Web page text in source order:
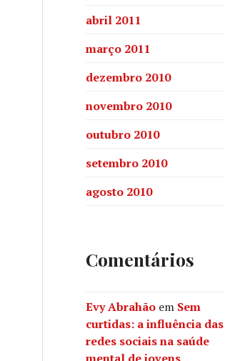
abril 2011
março 2011
dezembro 2010
novembro 2010
outubro 2010
setembro 2010
agosto 2010
Comentários
Evy Abrahão em Sem
curtidas: a influência das
redes sociais na saúde
mental de jovens